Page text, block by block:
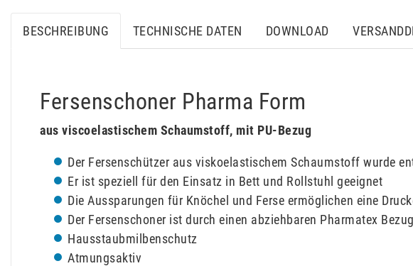
BESCHREIBUNG TECHNISCHE DATEN DOWNLOAD
Fersenschoner Pharma Form
aus viscoelastischem Schaumstoff, mit PU-Bezug
Der Fersenschützer aus viskoelastischem Schaumstoff wurde
Er ist speziell für den Einsatz in Bett und Rollstuhl geeignet
Die Aussparungen für Knöchel und Ferse ermöglichen eine
Der Fersenschoner ist durch einen abziehbaren Pharmatex
Hausstaubmilbenschutz
Atmungsaktiv